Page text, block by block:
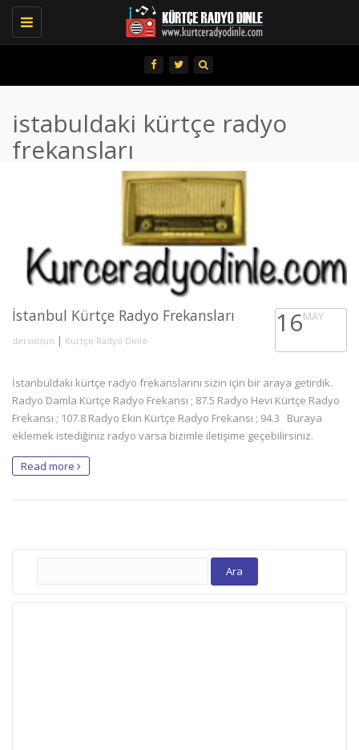
Toggle
navigation
istabuldaki kürtçe radyo
frekansları
İstanbul Kürtçe Radyo Frekansları
dersolsun | Kürtçe Radyo Dinle
16MAY
İstanbuldaki kürtçe radyo frekanslarını sizin için bir araya getirdik.
Radyo Damla Kürtçe Radyo Frekansı ; 87.5 Radyo Hevi Kürtçe Radyo
Frekansı ; 107.8 Radyo Ekin Kürtçe Radyo Frekansı ; 94.3 Buraya
eklemek istediğiniz radyo varsa bizimle iletişime geçebilirsiniz.
Read more
Arama: